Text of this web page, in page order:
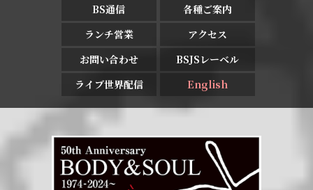
BS通信
各種ご案内
ランチ営業
アクセス
お問い合わせ
BSJSレーベル
ライブ世界配信
English